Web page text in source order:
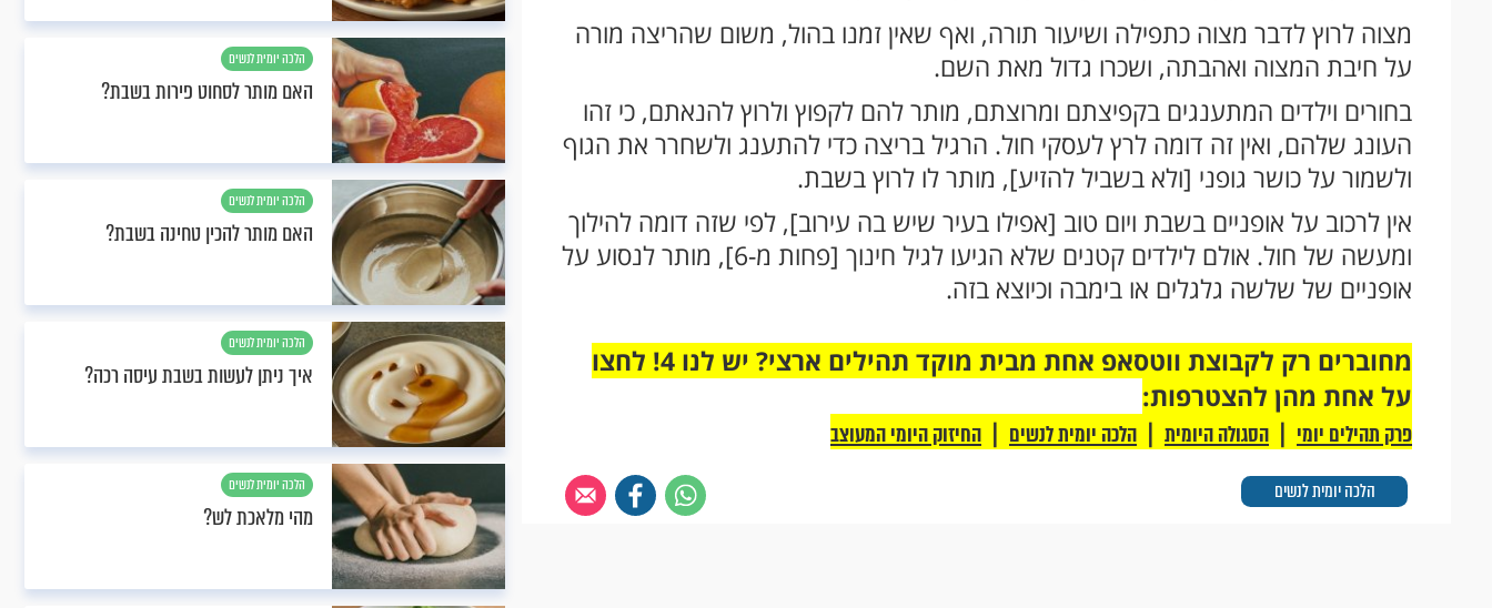
מצוה לרוץ לדבר מצוה כתפילה ושיעור תורה, ואף שאין זמנו בהול, משום שהריצה מורה
על חיבת המצוה ואהבתה, ושכרו גדול מאת השם.
בחורים וילדים המתענגים בקפיצתם ומרוצתם, מותר להם לקפוץ ולרוץ להנאתם, כי זהו
העונג שלהם, ואין זה דומה לרץ לעסקי חול. הרגיל בריצה כדי להתענג ולשחרר את הגוף
ולשמור על כושר גופני [ולא בשביל להזיע], מותר לו לרוץ בשבת.
אין לרכוב על אופניים בשבת ויום טוב [אפילו בעיר שיש בה עירוב], לפי שזה דומה להילוך
ומעשה של חול. אולם לילדים קטנים שלא הגיעו לגיל חינוך [פחות מ-6], מותר לנסוע על
אופניים של שלשה גלגלים או בימבה וכיוצא בזה.
הלכה יומית לנשים
מחוברים רק לקבוצת ווטסאפ אחת מבית מוקד תהילים ארצי? יש לנו 4! לחצו
על אחת מהן להצטרפות:
פרק תהילים יומי | הסגולה היומית | הלכה יומית לנשים | החיזוק היומי המעוצב
הלכה יומית לנשים
האם מותר לסחוט פירות בשבת?
הלכה יומית לנשים
האם מותר להכין טחינה בשבת?
הלכה יומית לנשים
איך ניתן לעשות בשבת עיסה רכה?
הלכה יומית לנשים
מהי מלאכת לש?